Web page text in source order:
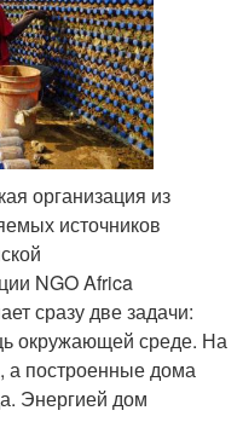
организация из
источников
NGO Africa
сразу две задачи:
окружающей среде. На
а построенные дома
Энергией дом